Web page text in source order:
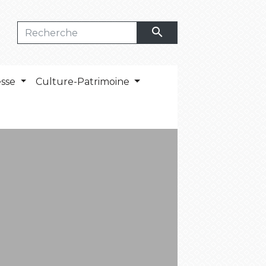
search
Culture-Patrimoine